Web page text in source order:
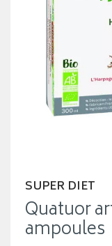
SUPER DIET
Quatuor
ampoules